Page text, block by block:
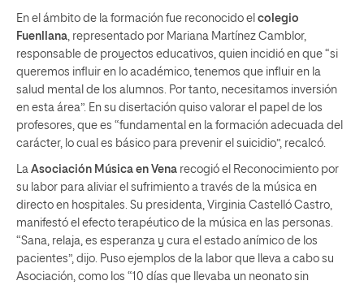
En el ámbito de la formación fue reconocido el colegio
Fuenllana, representado por Mariana Martínez Camblor,
responsable de proyectos educativos, quien incidió en que “si
queremos influir en lo académico, tenemos que influir en la
salud mental de los alumnos. Por tanto, necesitamos inversión
en esta área”. En su disertación quiso valorar el papel de los
profesores, que es “fundamental en la formación adecuada del
carácter, lo cual es básico para prevenir el suicidio”, recalcó.
La Asociación Música en Vena recogió el Reconocimiento por
su labor para aliviar el sufrimiento a través de la música en
directo en hospitales. Su presidenta, Virginia Castelló Castro,
manifestó el efecto terapéutico de la música en las personas.
“Sana, relaja, es esperanza y cura el estado anímico de los
pacientes”, dijo. Puso ejemplos de la labor que lleva a cabo su
Asociación, como los “10 días que llevaba un neonato sin